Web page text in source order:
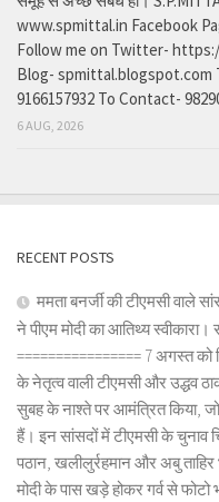
www.spmittal.in Facebook
Follow me on Twitter-
Blog- spmittal.blogspot.com
9166157932 To Contact-
6 AUG, 2026
RECENT POSTS
ममता बनर्जी की टीएमसी वाले
ने पीएम मोदी का आतिथ्य
================ 7 अगस्त को
के नेतृत्व वाली टीएमसी और उद्धव
सुबह के नाश्ते पर आमंत्रित किया,
हैं। इन सांसदों में टीएमसी के चुनाव
पठान, खलीलुर्रहमान और अबु ताहिर
मोदी के पास खड़े होकर गर्व से फोटो